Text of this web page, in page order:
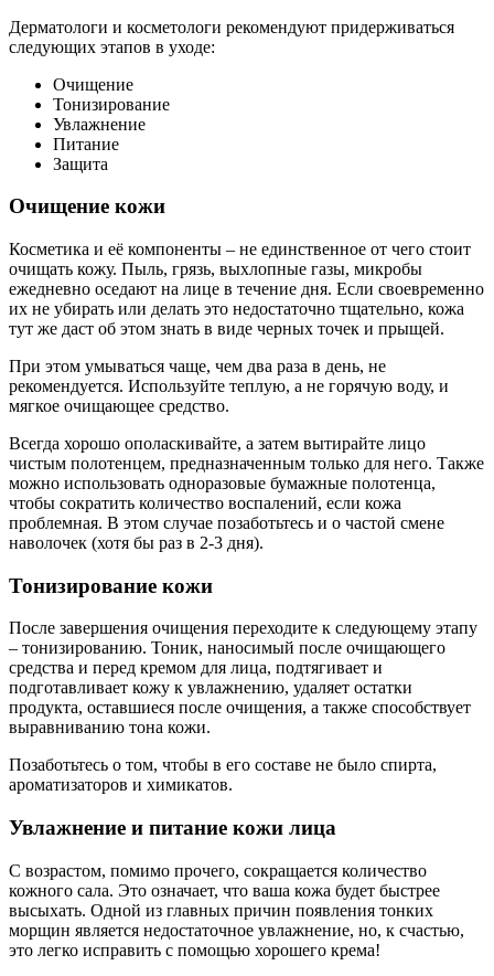
Дерматологи и косметологи рекомендуют придерживаться
следующих этапов в уходе:
Очищение
Тонизирование
Увлажнение
Питание
Защита
Очищение кожи
Косметика и её компоненты – не единственное от чего стоит
очищать кожу. Пыль, грязь, выхлопные газы, микробы
ежедневно оседают на лице в течение дня. Если своевременно
их не убирать или делать это недостаточно тщательно, кожа
тут же даст об этом знать в виде черных точек и прыщей.
При этом умываться чаще, чем два раза в день, не
рекомендуется. Используйте теплую, а не горячую воду, и
мягкое очищающее средство.
Всегда хорошо ополаскивайте, а затем вытирайте лицо
чистым полотенцем, предназначенным только для него. Также
можно использовать одноразовые бумажные полотенца,
чтобы сократить количество воспалений, если кожа
проблемная. В этом случае позаботьтесь и о частой смене
наволочек (хотя бы раз в 2-3 дня).
Тонизирование кожи
После завершения очищения переходите к следующему этапу
– тонизированию. Тоник, наносимый после очищающего
средства и перед кремом для лица, подтягивает и
подготавливает кожу к увлажнению, удаляет остатки
продукта, оставшиеся после очищения, а также способствует
выравниванию тона кожи.
Позаботьтесь о том, чтобы в его составе не было спирта,
ароматизаторов и химикатов.
Увлажнение и питание кожи лица
С возрастом, помимо прочего, сокращается количество
кожного сала. Это означает, что ваша кожа будет быстрее
высыхать. Одной из главных причин появления тонких
морщин является недостаточное увлажнение, но, к счастью,
это легко исправить с помощью хорошего крема!